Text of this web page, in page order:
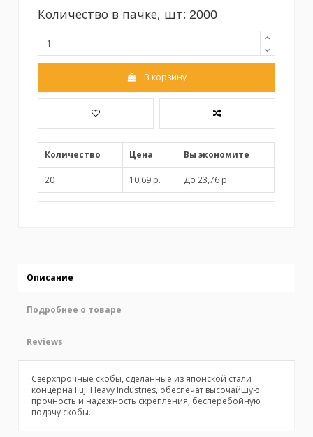
Количество в пачке, шт: 2000
В корзину
Количество Цена Вы экономите
20 10,69 р. До 23,76 р.
Описание
Подробнее о товаре
Reviews
Сверхпрочные скобы, сделанные из японской стали
концерна Fuji Heavy Industries, обеспечат высочайшую
прочность и надежность скрепления, бесперебойную
подачу скобы.